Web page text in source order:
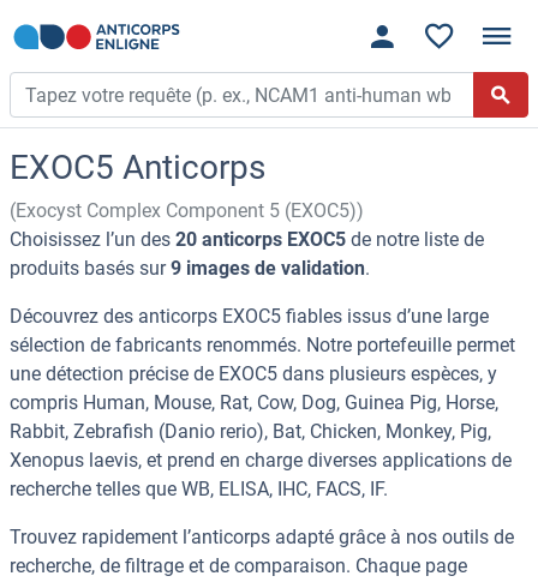
EXOC5 Anticorps
(Exocyst Complex Component 5 (EXOC5))
Choisissez l’un des 20 anticorps EXOC5 de notre liste de
produits basés sur9 images de validation.
Découvrez des anticorps EXOC5 fiables issus d’une large
sélection de fabricants renommés. Notre portefeuille permet
une détection précise de EXOC5 dans plusieurs espèces, y
compris Human, Mouse, Rat, Cow, Dog, Guinea Pig, Horse,
Rabbit, Zebrafish (Danio rerio), Bat, Chicken, Monkey, Pig,
Xenopus laevis, et prend en charge diverses applications de
recherche telles que WB, ELISA, IHC, FACS, IF.
Trouvez rapidement l’anticorps adapté grâce à nos outils de
recherche, de filtrage et de comparaison. Chaque page